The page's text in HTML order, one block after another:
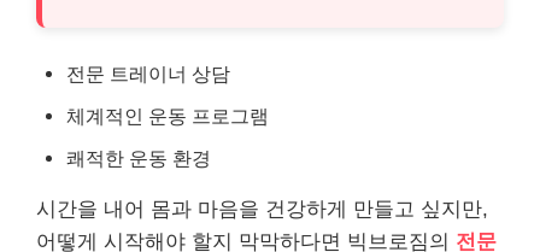
전문 트레이너 상담
체계적인 운동 프로그램
쾌적한 운동 환경
시간을 내어 몸과 마음을 건강하게 만들고 싶지만,
어떻게 시작해야 할지 막막하다면 빅브로짐의 전문